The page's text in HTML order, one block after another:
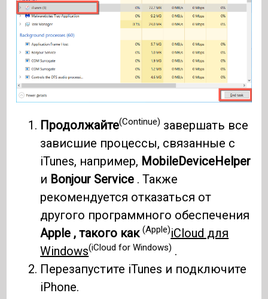
Продолжайте(Continue) завершать все
зависшие процессы, связанные с
iTunes, например, MobileDeviceHelper
и Bonjour Service . Также
рекомендуется отказаться от
другого программного обеспечения
Apple , такого как(Apple)iCloud для
Windows(iCloud for Windows) .
Перезапустите iTunes и подключите
iPhone.